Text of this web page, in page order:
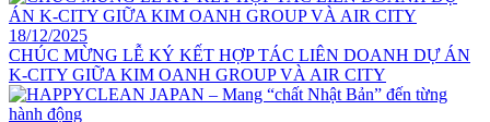
18/12/2025
CHÚC MỪNG LỄ KÝ KẾT HỢP TÁC LIÊN DOANH DỰ ÁN
K-CITY GIỮA KIM OANH GROUP VÀ AIR CITY